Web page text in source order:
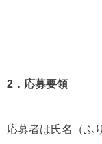
2．応募要領
応募者は氏名（ふ